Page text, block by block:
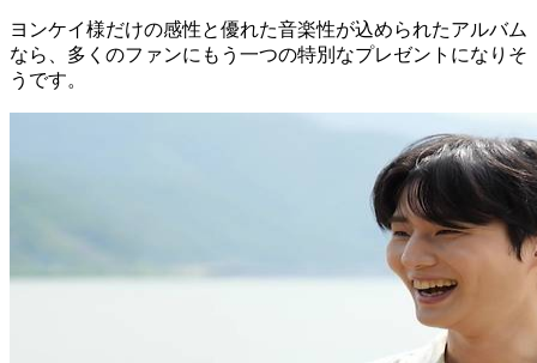
ヨンケイ様だけの感性と優れた音楽性が込められたアルバム
なら、多くのファンにもう一つの特別なプレゼントになりそ
うです。